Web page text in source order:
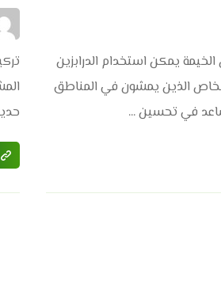
يمكن استخدام الدرابزين
الذين يمشون في المناطق
في تحسين ...